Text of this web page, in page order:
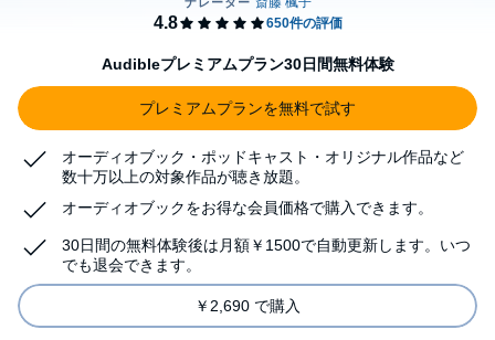
Audibleプレミアムプラン30日間無料体験
プレミアムプランを無料で試す
オーディオブック・ポッドキャスト・オリジナル作品など
数十万以上の対象作品が聴き放題。
オーディオブックをお得な会員価格で購入できます。
30日間の無料体験後は月額￥1500で自動更新します。いつ
でも退会できます。
￥2,690 で購入